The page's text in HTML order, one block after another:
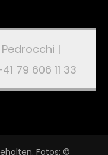
|
79 606 11 33
Fotos: ©